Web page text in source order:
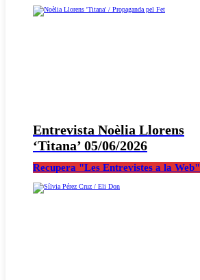
Entrevista Noèlia Llorens
‘Titana’ 05/06/2026
Recupera "Les Entrevistes a la Web"